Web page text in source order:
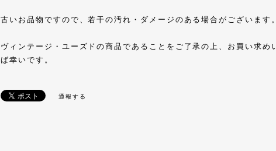
古いお品物ですので、若干の汚れ・ダメージのある場合がございます。
ヴィンテージ・ユーズドの商品であることをご了承の上、お買い求め
ば幸いです。
通報する